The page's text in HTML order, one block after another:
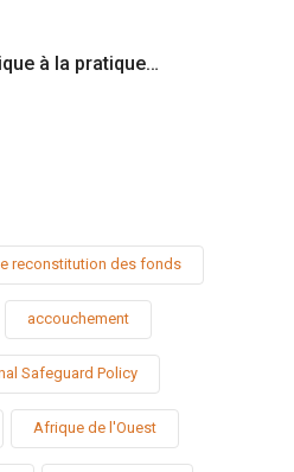
à la pratique…
reconstitution des fonds
accouchement
Safeguard Policy
Afrique de l'Ouest